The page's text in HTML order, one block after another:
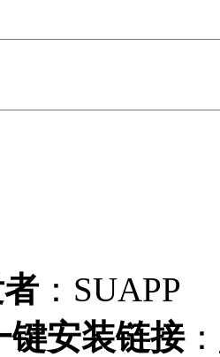
：SUAPP
键安装链接：